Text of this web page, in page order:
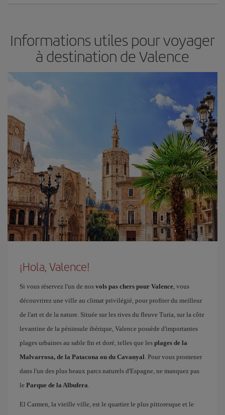
Informations utiles pour voyager
à destination de Valence
¡Hola, Valence!
Si vous réservez l'un de nos vols pas chers pour Valence, vous
découvrirez une ville au climat privilégié, pour profiter du meilleur
de l'art et de la nature. Située sur les rives du fleuve Turia, sur la côte
levantine de la péninsule ibérique, Valence possède d'importantes
plages urbaines au sable fin et doré, telles que les plages de la
Malvarrosa, de la Patacona ou du Cavanyal. Pour vous promener
dans l'un des plus beaux parcs naturels d'Espagne, ne manquez pas
le Parque de la Albufera.
El Carmen, la vieille ville, est le quartier le plus pittoresque et le